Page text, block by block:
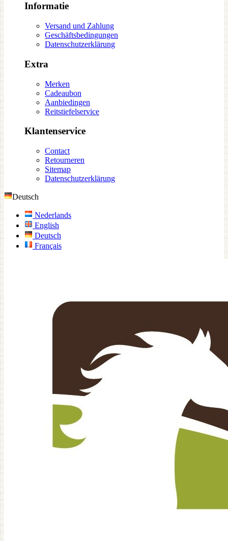
Informatie
Versand und Zahlung
Geschäftsbedingungen
Datenschutzerklärung
Extra
Merken
Cadeaubon
Aanbiedingen
Reitstiefelservice
Klantenservice
Contact
Retourneren
Sitemap
Datenschutzerklärung
Deutsch
Nederlands
English
Deutsch
Français